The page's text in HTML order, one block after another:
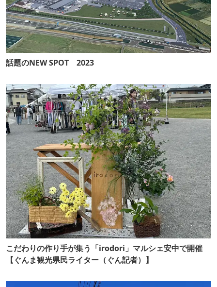
話題のNEW SPOT 2023
こだわりの作り手が集う「irodori」マルシェ安中で開催
【ぐんま観光県民ライター（ぐん記者）】